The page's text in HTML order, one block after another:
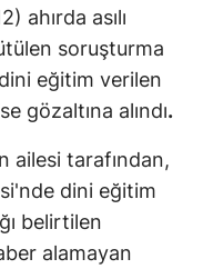
ahırda asılı
soruşturma
eğitim verilen
gözaltına alındı.
ailesi tarafından,
dini eğitim
belirtilen
alamayan